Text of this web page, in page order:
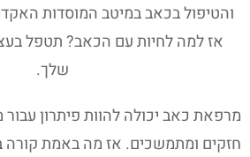
והטיפול בכאב במיטב המוסדות
אז למה לחיות עם הכאב? תטפל
שלך.
מרפאת כאב יכולה להוות פיתרון
חזקים ומתמשכים. אז מה באמת